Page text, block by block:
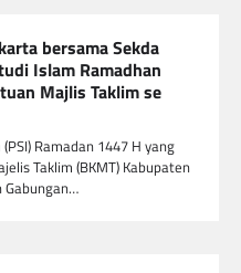
bersama Sekda
Islam Ramadhan
Majlis Taklim se
Ramadan 1447 H yang
Taklim (BKMT) Kabupaten